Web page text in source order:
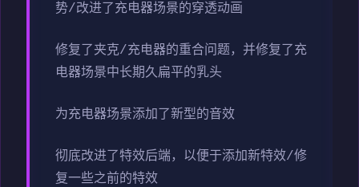
势/改进了充电器场景的穿透动画
修复了夹克/充电器的重合问题，并修复了充
电器场景中长期久扁平的乳头
为充电器场景添加了新型的音效
彻底改进了特效后端，以便于添加新特效/修
复一些之前的特效